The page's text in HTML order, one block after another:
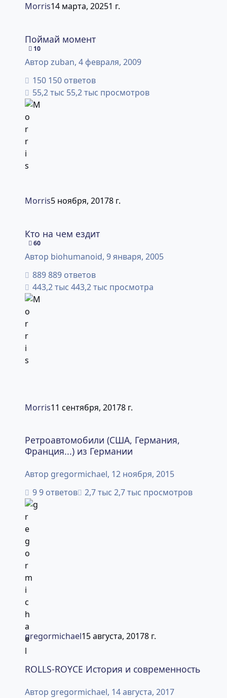
Morris14 марта, 20251 г.
Поймай момент
10
Автор zuban, 4 февраля, 2009
150 ответов
55,2 тыс просмотров
Morris5 ноября, 20178 г.
Кто на чем ездит
60
Автор biohumanoid, 9 января, 2005
889 ответов
443,2 тыс просмотра
Morris11 сентября, 20178 г.
Ретроавтомобили (США, Германия,
Франция...) из Германии
Автор gregormichael, 12 ноября, 2015
9 ответов
2,7 тыс просмотров
gregormichael15 августа, 20178 г.
ROLLS-ROYCE История и современность
Автор gregormichael, 14 августа, 2017